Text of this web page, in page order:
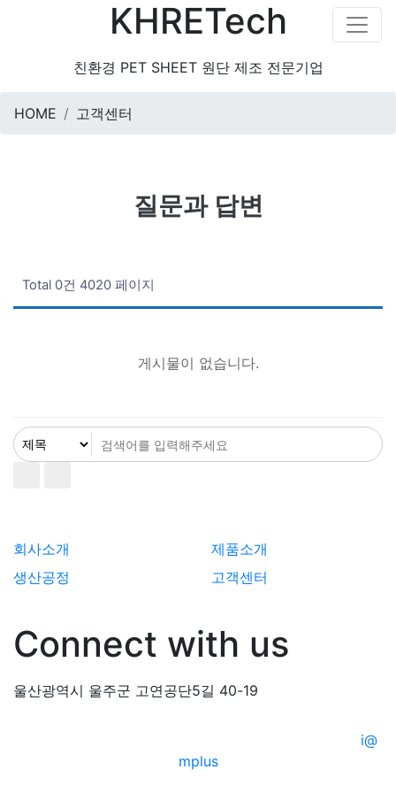
KHRETech
친환경 PET SHEET 원단 제조 전문기업
HOME 고객센터
질문과 답변
Total 0건 4020 페이지
게시물이 없습니다.
회사소개
생산공정
제품소개
고객센터
Connect with us
울산광역시 울주군 고연공단5길 40-19
i@
mplus